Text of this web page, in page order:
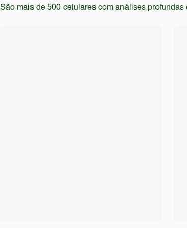
São mais de 500 celulares com análises